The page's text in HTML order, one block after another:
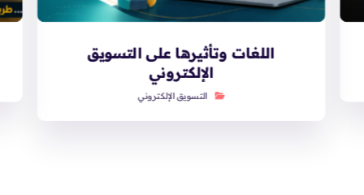
اللغات وتأثيرها على التسويق
الإلكتروني
التسويق الإلكتروني